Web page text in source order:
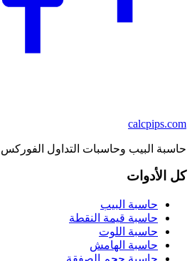
calcpips.com
حاسبة البيب وحاسبات التداول الفوركس
كل الأدوات
حاسبة البيب
حاسبة قيمة النقطة
حاسبة اللوت
حاسبة الهامش
حاسبة حجم الصفقة